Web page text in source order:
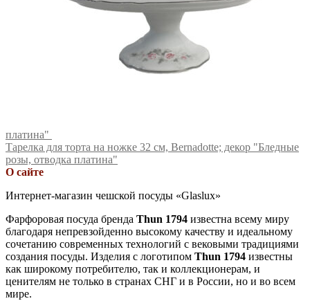
платина"
Тарелка для торта на ножке 32 см, Bernadotte; декор "Бледные
розы, отводка платина"
О сайте
Интернет-магазин чешской посуды «Glaslux»
Фарфоровая посуда бренда Thun 1794 известна всему миру
благодаря непревзойденно высокому качеству и идеальному
сочетанию современных технологий с вековыми традициями
создания посуды. Изделия с логотипом Thun 1794 известны
как широкому потребителю, так и коллекционерам, и
ценителям не только в странах СНГ и в России, но и во всем
мире.